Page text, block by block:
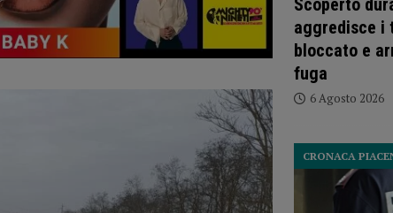
Scoperto
aggredisce i
bloccato e
fuga
6 Agosto 2026
CRONACA